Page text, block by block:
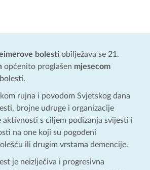
bolesti obilježava se 21.
općenito proglašen mjesecom
rujna i povodom Svjetskog dana
brojne udruge i organizacije
aktivnosti s ciljem podizanja svijesti i
na one koji su pogođeni
ili drugim vrstama demencije.
je neizlječiva i progresivna